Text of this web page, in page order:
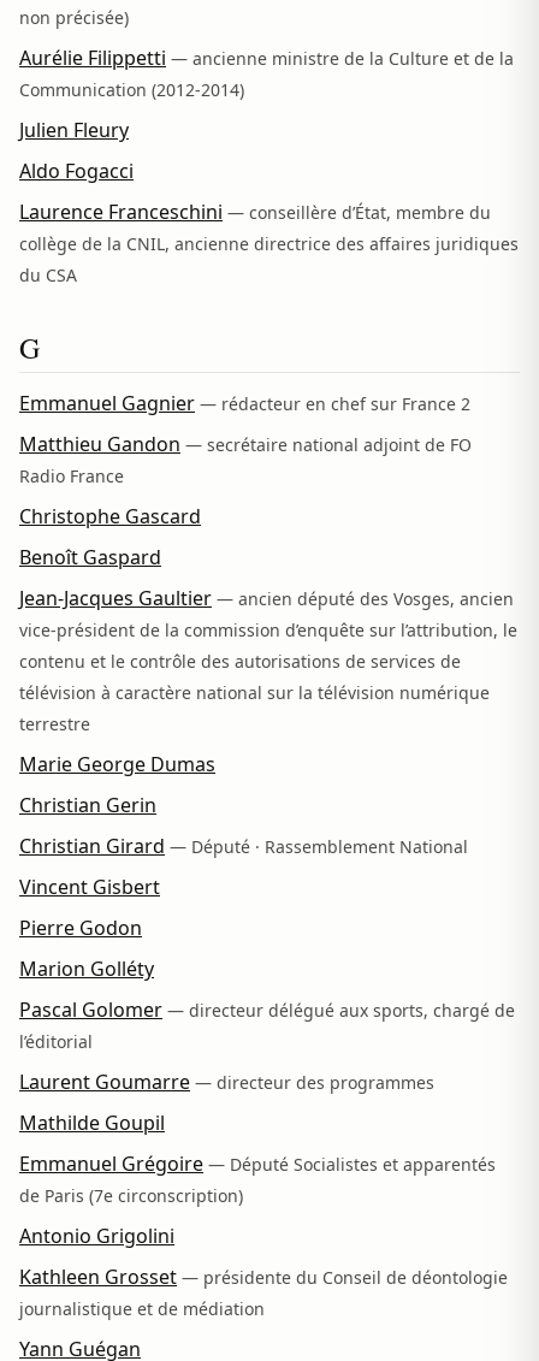
non précisée)
Aurélie Filippetti — ancienne ministre de la Culture et de la
Communication (2012-2014)
Julien Fleury
Aldo Fogacci
Laurence Franceschini — conseillère d’État, membre du
collège de la CNIL, ancienne directrice des affaires juridiques
du CSA
G
Emmanuel Gagnier — rédacteur en chef sur France 2
Matthieu Gandon — secrétaire national adjoint de FO
Radio France
Christophe Gascard
Benoît Gaspard
Jean-Jacques Gaultier — ancien député des Vosges, ancien
vice‑président de la commission d’enquête sur l’attribution, le
contenu et le contrôle des autorisations de services de
télévision à caractère national sur la télévision numérique
terrestre
Marie George Dumas
Christian Gerin
Christian Girard — Député · Rassemblement National
Vincent Gisbert
Pierre Godon
Marion Golléty
Pascal Golomer — directeur délégué aux sports, chargé de
l’éditorial
Laurent Goumarre — directeur des programmes
Mathilde Goupil
Emmanuel Grégoire — Député Socialistes et apparentés
de Paris (7e circonscription)
Antonio Grigolini
Kathleen Grosset — présidente du Conseil de déontologie
journalistique et de médiation
Yann Guégan